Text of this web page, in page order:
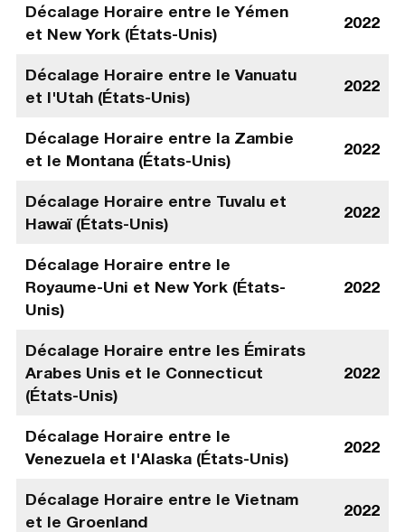
Décalage Horaire entre le Yémen
et New York (États-Unis)
2022
Décalage Horaire entre le Vanuatu
et l'Utah (États-Unis)
2022
Décalage Horaire entre la Zambie
et le Montana (États-Unis)
2022
Décalage Horaire entre Tuvalu et
Hawaï (États-Unis)
2022
Décalage Horaire entre le
Royaume-Uni et New York (États-
Unis)
2022
Décalage Horaire entre les Émirats
Arabes Unis et le Connecticut
(États-Unis)
2022
Décalage Horaire entre le
Venezuela et l'Alaska (États-Unis)
2022
Décalage Horaire entre le Vietnam
et le Groenland
2022